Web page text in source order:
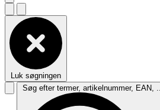
Luk søgningen
Søg efter termer, artikelnummer, EAN, ...